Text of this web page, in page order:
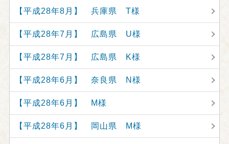
【平成28年8月】 兵庫県 T様
【平成28年7月】 広島県 U様
【平成28年7月】 広島県 K様
【平成28年6月】 奈良県 N様
【平成28年6月】 M様
【平成28年6月】 岡山県 M様